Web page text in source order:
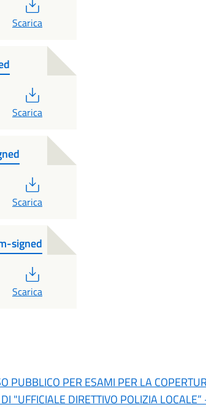
Scarica
Scarica
Scarica
signed
Scarica
PUBBLICO PER ESAMI PER LA
"UFFICIALE DIRETTIVO POLIZIA